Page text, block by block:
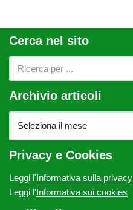
Cerca nel sito
Archivio articoli
Privacy e Cookies
Leggi l'Informativa sulla privacy
Leggi l'Informativa sui cookies